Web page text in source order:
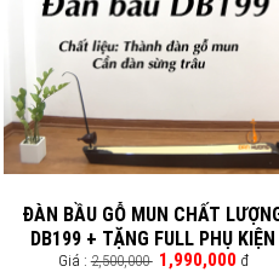
ĐÀN BẦU GỖ MUN CHẤT
DB199 + TẶNG FULL PHỤ KIỆN
Giá :2,500,000 1,990,000 đ